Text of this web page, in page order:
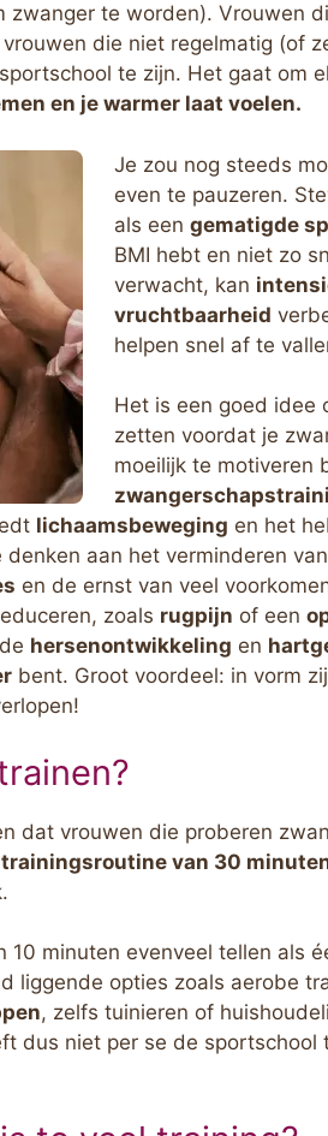
zwanger te worden). Vrouwen
die niet regelmatig (of
te zijn. Het gaat om
en je warmer laat voelen.
Je zou nog steeds
even te pauzeren.
als een gematigde
BMI hebt en niet zo
verwacht, kan
vruchtbaarheid
helpen snel af te
Het is een goed idee
zetten voordat je
moeilijk te motiveren
lichaamsbeweging en het
denken aan het verminderen
en de ernst van veel
zoals rugpijn of een
hersenontwikkeling en
bent. Groot voordeel: in vorm
dat vrouwen die proberen
trainingsroutine van 30
10 minuten evenveel tellen als
liggende opties zoals aerobe
, zelfs tuinieren of
dus niet per se de sportschool